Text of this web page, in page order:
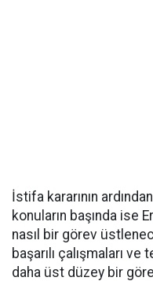
İstifa kararının
konuların başında ise
nasıl bir görev
başarılı çalışmaları ve
daha üst düzey bir